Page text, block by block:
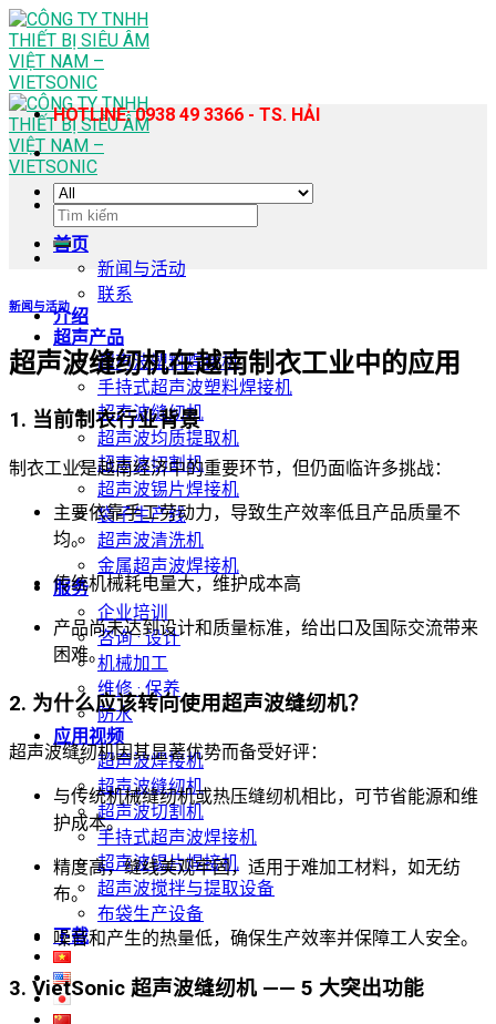
Skip
to
content
首页
新闻与活动
联系
介绍
超声产品
超声波塑料焊接机
手持式超声波塑料焊接机
超声波缝纫机
超声波均质提取机
超声波切割机
超声波锡片焊接机
袋子生产线
超声波清洗机
金属超声波焊接机
服务
企业培训
咨询 · 设计
机械加工
维修 · 保养
防水
应用视频
超声波焊接机
超声波缝纫机
超声波切割机
手持式超声波焊接机
超声波锡片焊接机
超声波搅拌与提取设备
布袋生产设备
下载
HOTLINE: 0938 49 3366 - TS. HẢI
搜
索：
新闻与活动
超声波缝纫机在越南制衣工业中的应用
1. 当前制衣行业背景
制衣工业是越南经济中的重要环节，但仍面临许多挑战：
主要依靠手工劳动力，导致生产效率低且产品质量不
均。
传统机械耗电量大，维护成本高
产品尚未达到设计和质量标准，给出口及国际交流带来
困难。
2. 为什么应该转向使用超声波缝纫机？
超声波缝纫机因其显著优势而备受好评：
与传统机械缝纫机或热压缝纫机相比，可节省能源和维
护成本。
精度高，缝线美观牢固，适用于难加工材料，如无纺
布。
噪音和产生的热量低，确保生产效率并保障工人安全。
3. VietSonic 超声波缝纫机 —— 5 大突出功能